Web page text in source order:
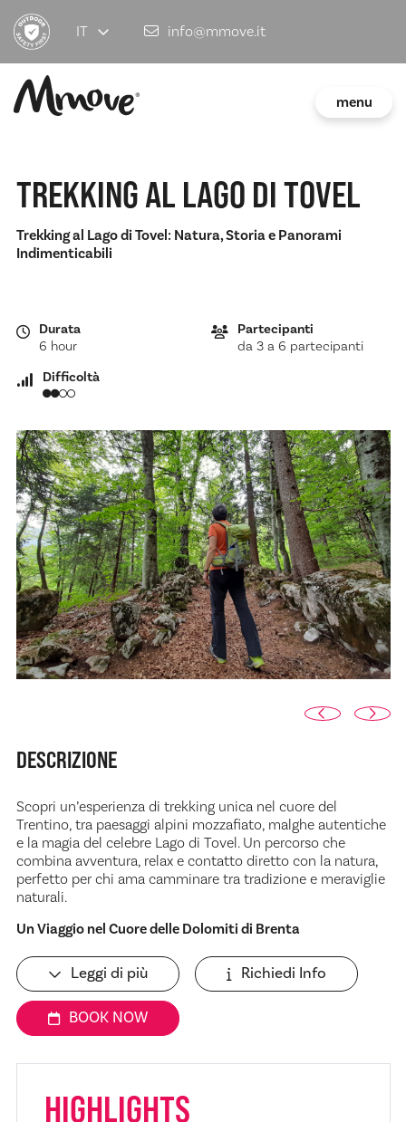
IT info@mmove.it
menu
TREKKING AL LAGO DI TOVEL
Trekking al Lago di Tovel: Natura, Storia e Panorami
Indimenticabili
Durata
6 hour
Partecipanti
da 3 a 6 partecipanti
Difficoltà
DESCRIZIONE
Scopri un’esperienza di trekking unica nel cuore del
Trentino, tra paesaggi alpini mozzafiato, malghe autentiche
e la magia del celebre Lago di Tovel. Un percorso che
combina avventura, relax e contatto diretto con la natura,
perfetto per chi ama camminare tra tradizione e meraviglie
naturali.
Un Viaggio nel Cuore delle Dolomiti di Brenta
Leggi di più Richiedi Info
BOOK NOW
HIGHLIGHTS